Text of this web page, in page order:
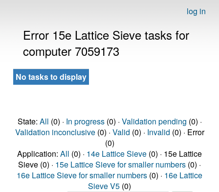
log in
Error 15e Lattice Sieve tasks for
computer 7059173
No tasks to display
State: All (0) · In progress(0) · Validation pending (0) ·
Validation inconclusive(0) · Valid (0) · Invalid (0) · Error
(0)
Application: All (0) · 14e Lattice Sieve (0) · 15e Lattice
Sieve (0) · 15e Lattice Sieve for smaller numbers (0) ·
16e Lattice Sieve for smaller numbers (0) · 16e Lattice
Sieve V5 (0)